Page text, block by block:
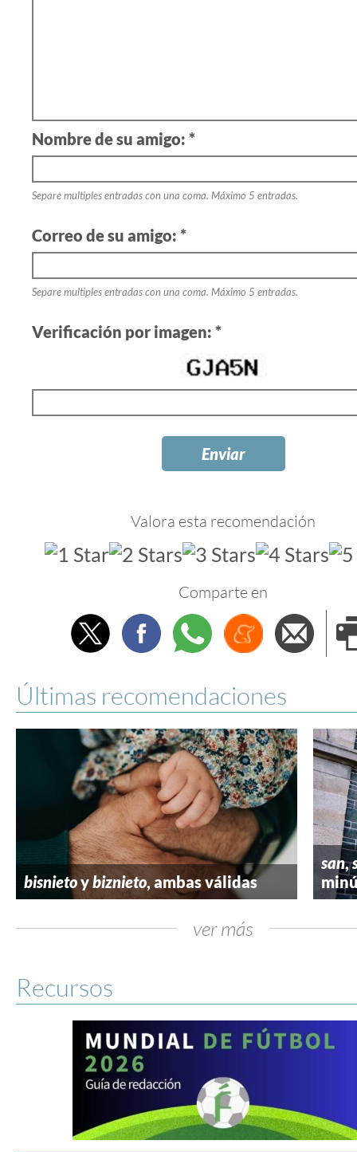
Nombre de su amigo: *
Separe multiples entradas con una coma. Máximo 5 entradas.
Correo de su amigo: *
Separe multiples entradas con una coma. Máximo 5 entradas.
Verificación por imagen: *
Valora esta recomendación
Comparte en
TwitterFacebookWhatsappMenéame
Últimas recomendaciones
bisnietoybiznieto, ambas válidas
san,
ver más
Recursos